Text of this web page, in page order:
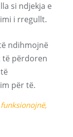
si ndjekja e
i rregullt.
ndihmojnë
të përdoren
për të.